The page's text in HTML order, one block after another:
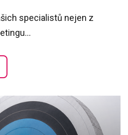
specialistů nejen z